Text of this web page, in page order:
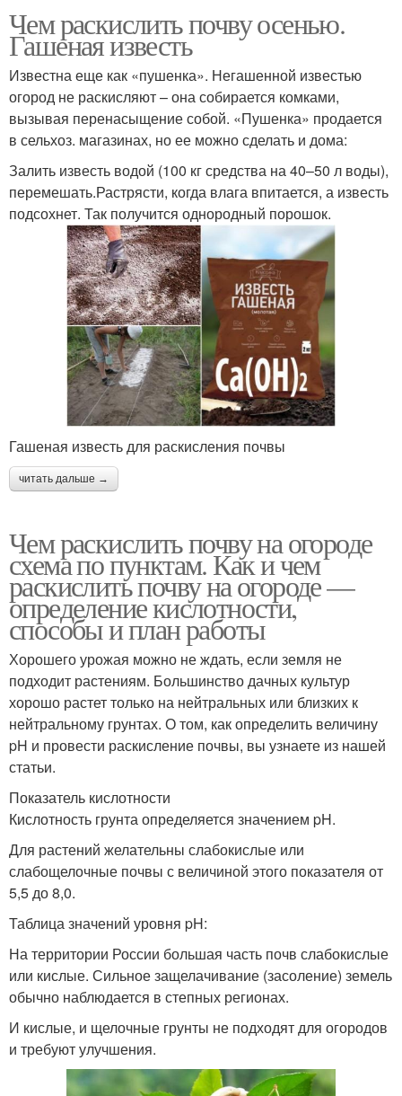
Чем раскислить почву осенью.
Гашеная известь
Известна еще как «пушенка». Негашенной известью
огород не раскисляют – она собирается комками,
вызывая перенасыщение собой. «Пушенка» продается
в сельхоз. магазинах, но ее можно сделать и дома:
Залить известь водой (100 кг средства на 40–50 л воды),
перемешать.Растрясти, когда влага впитается, а известь
подсохнет. Так получится однородный порошок.
Гашеная известь для раскисления почвы
читать дальше →
Чем раскислить почву на огороде
схема по пунктам. Как и чем
раскислить почву на огороде —
определение кислотности,
способы и план работы
Хорошего урожая можно не ждать, если земля не
подходит растениям. Большинство дачных культур
хорошо растет только на нейтральных или близких к
нейтральному грунтах. О том, как определить величину
pH и провести раскисление почвы, вы узнаете из нашей
статьи.
Показатель кислотности
Кислотность грунта определяется значением pH.
Для растений желательны слабокислые или
слабощелочные почвы с величиной этого показателя от
5,5 до 8,0.
Таблица значений уровня pH:
На территории России большая часть почв слабокислые
или кислые. Сильное защелачивание (засоление) земель
обычно наблюдается в степных регионах.
И кислые, и щелочные грунты не подходят для огородов
и требуют улучшения.